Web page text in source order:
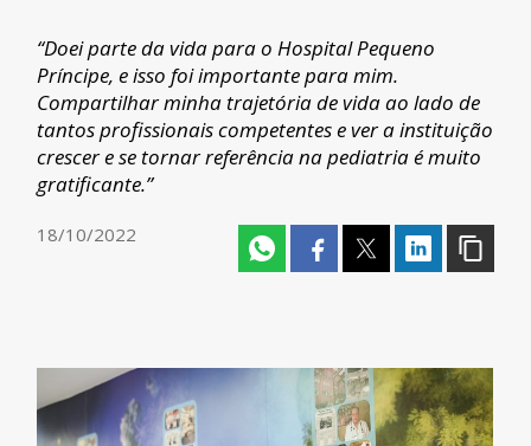
“Doei parte da vida para o Hospital Pequeno
Príncipe, e isso foi importante para mim.
Compartilhar minha trajetória de vida ao lado de
tantos profissionais competentes e ver a instituição
crescer e se tornar referência na pediatria é muito
gratificante.”
18/10/2022